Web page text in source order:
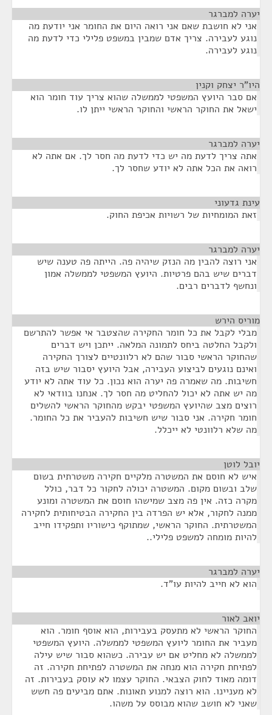
יערה למברגר
אני לא חושבת שאם אני רואה היום את החומר אני יודעת מה
נוגע לעבירה. צריך אדם שמבין במשפט פלילי כדי לדעת מה
נוגע לעבירה.
היו"ר יצחק וקנין
אם סבר היועץ המשפטי לממשלה שהוא צריך עוד חומר הוא
ישאל את החוקר הראשי והחוקר הראשי ייתן לו.
יערה למברגר
אתה צריך לדעת מה יש כדי לדעת מה חסר לך. אם אתה לא
רואה את הכל אתה לא יודע שחסר לך.
עינת גדעוני
זאת המומחיות של רשויות אכיפת החוק.
יערה למברגר
אני רוצה להבין מה הנזק שיהיה פה. הייתה פה טענה שיש
דברים שיש בהם פרטיות. היועץ המשפטי לממשלה אמון
ונחשף לדברים רבים.
מוריס הירש
מבלי לקבל את כל חומר החקירה שהצטבר אי אפשר להתרשם
ולקבל החלטה ביחס לתמונה המלאה. ייתכן ויש דברים
שהחוקר הראשי סבור שהם לא רלוונטיים לצורך החקירה
ואינם נוגעים לביצוע העבירה, אבל היועץ יסבור שיש בזה
חשיבות. מה שאמרה פה יערה הוא נכון. כל עוד אתה לא יודע
מה יש אתה לא יכול להחליט מה חסר לך. אנחנו בוודאי לא
רוצים מצב שהיועץ המשפטי יבקש מהחוקר הראשי להשלים
חומר חקירה. אני סבור שיש חשיבות להעביר את כל החומר.
מה שלא רלוונטי לא ייכלל.
יובל לוטן
איש לא חוסם את המשטרה מלקיים חקירה משטרתית בשום
שלב ובשום מקום. המשטרה יכולה לחקור כל דבר, כולל
מקרה כזה. אין פה מצב שמישהו חוסם את המשטרה ומונע
ממנה לחקור, אלא יש הפרדה בין החקירה הבטיחותית לחקירה
המשטרתית. החוקר הראשי, שמתוקף כישוריו ותפקידו חייב
להיות מומחה למשפט פלילי..
יערה למברגר
הוא לא חייב להיות עו"ד.
יואב לאור
החוקר הראשי לא מתעסק בעבירות, הוא אוסף חומר. הוא
מעביר את החומר ליועץ המשפטי לממשלה. היועץ המשפטי
לממשלה לא מחליט אם יש עבירה. כשהוא סבור שיש עילה
לפתיחת חקירה הוא מנחה את המשטרה לפתיחת חקירה. זה
דומה מאוד לחוק הצבאי. החוקר עצמו לא עוסק בעבירות. זה
לא מעניינו. הוא רוצה למנוע תאונות. אתם מביעים פה חשש
שאני לא חושב שהוא מבוסס על משהו.